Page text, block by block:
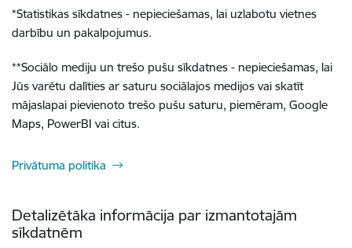
*Statistikas sīkdatnes - nepieciešamas, lai uzlabotu vietnes
darbību un pakalpojumus.
**Sociālo mediju un trešo pušu sīkdatnes - nepieciešamas, lai
Jūs varētu dalīties ar saturu sociālajos medijos vai skatīt
mājaslapai pievienoto trešo pušu saturu, piemēram, Google
Maps, PowerBI vai citus.
Privātuma politika
Detalizētāka informācija par izmantotajām
sīkdatnēm